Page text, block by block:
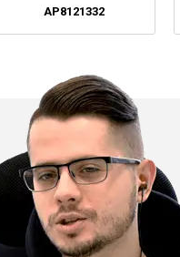
AP8121332